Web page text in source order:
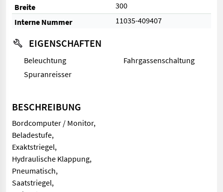
Breite
300
Interne Nummer
11035-409407
EIGENSCHAFTEN
Beleuchtung
Fahrgassenschaltung
Spuranreisser
BESCHREIBUNG
Bordcomputer / Monitor,
Beladestufe,
Exaktstriegel,
Hydraulische Klappung,
Pneumatisch,
Saatstriegel,